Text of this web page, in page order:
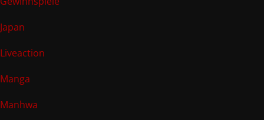
Japan
Liveaction
Manga
Manhwa